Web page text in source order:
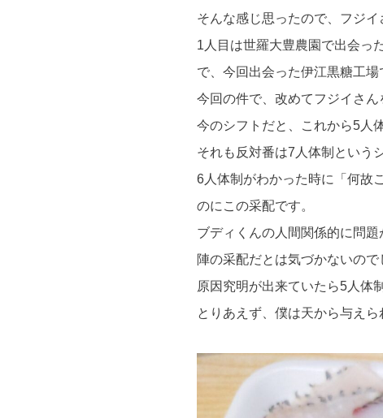
そんな感じ思ったので、フジ
1人目は世羅大豊農園で出会っ
で、今回出会った伊江黒糖工
今回の件で、改めてフジイさん
今のシフトだと、これから5人
それも反対番は7人体制という
6人体制がわかった時に「何故
のにこの采配です。
ブディくんの人間関係的に問
陣の采配だとは気づかないので
原因究明が出来ていたら5人体
とりあえず、僕は天から与え